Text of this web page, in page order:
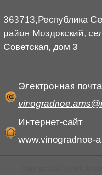
363713,Республика
район Моздокский,
Советская, дом 3
Электронная
Интернет-сайт
www.vinogradnoe-